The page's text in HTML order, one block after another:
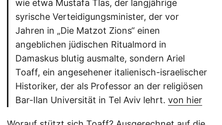
wie etwa Mustafa Tlas, der langjährige
syrische Verteidigungsminister, der vor
Jahren in „Die Matzot Zions“ einen
angeblichen jüdischen Ritualmord in
Damaskus blutig ausmalte, sondern Ariel
Toaff, ein angesehener italienisch-israelischer
Historiker, der als Professor an der religiösen
Bar-Ilan Universität in Tel Aviv lehrt. von hier